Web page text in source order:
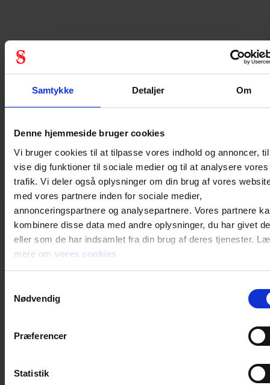
Samtykke Detaljer Om
Denne hjemmeside bruger cookies
Vi bruger cookies til at tilpasse vores indhold og annoncer,
vise dig funktioner til sociale medier og til at analysere vores
trafik. Vi deler også oplysninger om din brug af vores
med vores partnere inden for sociale medier,
annonceringspartnere og analysepartnere. Vores partnere
kombinere disse data med andre oplysninger, du har givet
eller som de har indsamlet fra din brug af deres tjenester.
mere om vores cookies
Nødvendig
Præferencer
Statistik
Personlige værnemidler
Generel
Produkt type Kemi
Test resultat
EN ISO 21420:2020, EN ISO 374-
5:2016
Farve Sort